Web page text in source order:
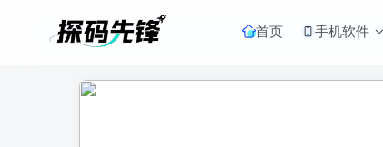
首页 手机软件